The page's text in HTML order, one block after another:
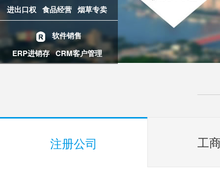
进出口权 食品经营 烟草专卖
软件销售
ERP进销存 CRM客户管理
注册公司 工